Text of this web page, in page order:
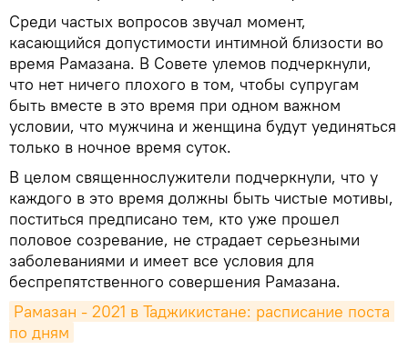
Среди частых вопросов звучал момент,
касающийся допустимости интимной близости во
время Рамазана. В Совете улемов подчеркнули,
что нет ничего плохого в том, чтобы супругам
быть вместе в это время при одном важном
условии, что мужчина и женщина будут уединяться
только в ночное время суток.
В целом священнослужители подчеркнули, что у
каждого в это время должны быть чистые мотивы,
поститься предписано тем, кто уже прошел
половое созревание, не страдает серьезными
заболеваниями и имеет все условия для
беспрепятственного совершения Рамазана.
Рамазан - 2021 в Таджикистане: расписание поста
по дням